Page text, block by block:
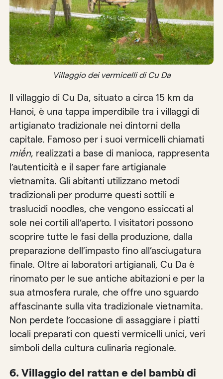
Villaggio dei vermicelli di Cu Da
Il villaggio di Cu Da, situato a circa 15 km da
Hanoi, è una tappa imperdibile tra i villaggi di
artigianato tradizionale nei dintorni della
capitale. Famoso per i suoi vermicelli chiamati
miến, realizzati a base di manioca, rappresenta
l’autenticità e il saper fare artigianale
vietnamita. Gli abitanti utilizzano metodi
tradizionali per produrre questi sottili e
traslucidi noodles, che vengono essiccati al
sole nei cortili all’aperto. I visitatori possono
scoprire tutte le fasi della produzione, dalla
preparazione dell’impasto fino all’asciugatura
finale. Oltre ai laboratori artigianali, Cu Da è
rinomato per le sue antiche abitazioni e per la
sua atmosfera rurale, che offre uno sguardo
affascinante sulla vita tradizionale vietnamita.
Non perdete l’occasione di assaggiare i piatti
locali preparati con questi vermicelli unici, veri
simboli della cultura culinaria regionale.
6.Villaggio del rattan e del bambù di